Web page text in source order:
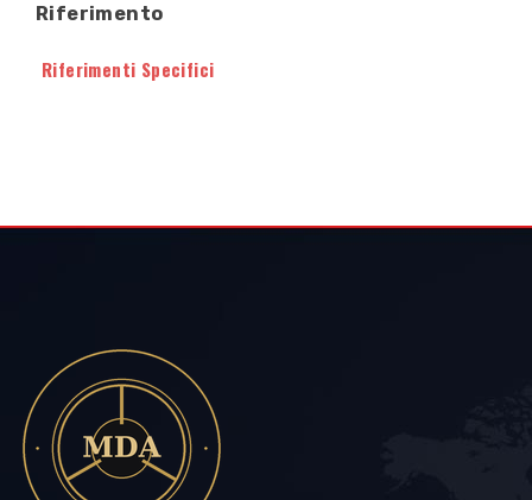
Riferimento
Riferimenti Specifici